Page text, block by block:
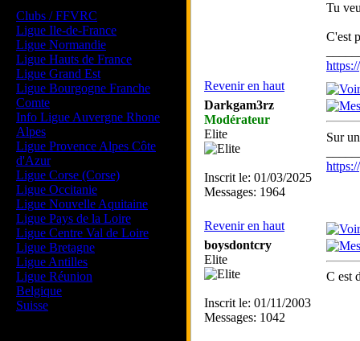
Clubs / FFVRC
Ligue Ile-de-France
Ligue Normandie
Ligue Hauts de France
Ligue Grand Est
Ligue Bourgogne Franche
Comte
Info Ligue Auvergne Rhone
Alpes
Ligue Provence Alpes Côte
d'Azur
Ligue Corse (Corse)
Ligue Occitanie
Ligue Nouvelle Aquitaine
Ligue Pays de la Loire
Ligue Centre Val de Loire
Ligue Bretagne
Ligue Antilles
Ligue Réunion
Belgique
Suisse
Tu
C'est
Revenir en haut
Darkgam3rz
Modérateur
Elite
Inscrit le: 01/03/2025
Messages: 1964
Sur
Revenir en haut
boysdontcry
Elite
Inscrit le: 01/11/2003
Messages: 1042
C est